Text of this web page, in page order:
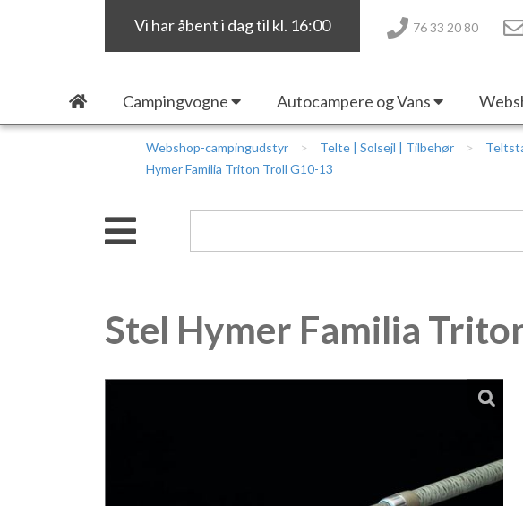
Vi har åbent i dag til kl. 16:00 76 33 20 80
Campingvogne Autocampere og Vans
Webshop-campingudstyr Telte | Solsejl | Tilbehør
Hymer Familia Triton Troll G10-13
Stel Hymer Familia